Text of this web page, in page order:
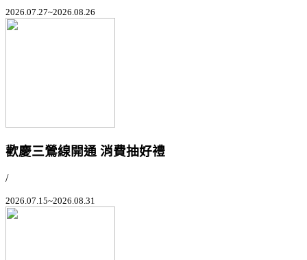
2026.07.27~2026.08.26
歡慶三鶯線開通 消費抽好禮
/
2026.07.15~2026.08.31